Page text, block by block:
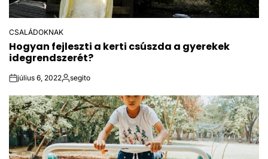
POSTED
IN
CSALÁDOKNAK
Hogyan fejleszti a kerti csúszda a gyerekek
idegrendszerét?
onjúlius 6, 2022Közzétette
segito